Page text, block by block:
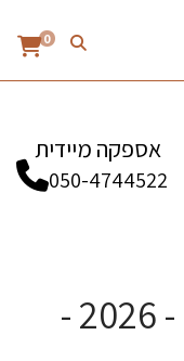
0
אספקה מיידית
050-4744522
עותק של טפט לסלון - 2026 -